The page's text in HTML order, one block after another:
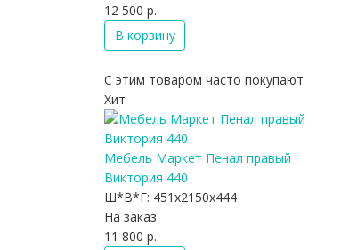
12 500 р.
В корзину
С этим товаром часто покупают
Хит
Мебель Маркет Пенал правый
Виктория 440
Ш*В*Г: 451x2150x444
На заказ
11 800 р.